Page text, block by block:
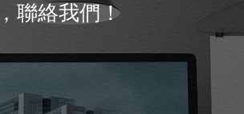
聯絡我們！